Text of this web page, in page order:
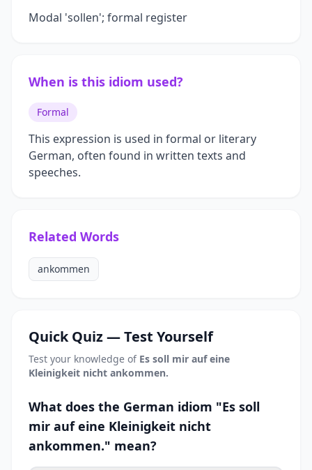
Modal 'sollen'; formal register
When is this idiom used?
Formal
This expression is used in formal or literary
German, often found in written texts and
speeches.
Related Words
ankommen
Quick Quiz — Test Yourself
Test your knowledge of Es soll mir auf eine
Kleinigkeit nicht ankommen.
What does the German idiom "Es soll
mir auf eine Kleinigkeit nicht
ankommen." mean?